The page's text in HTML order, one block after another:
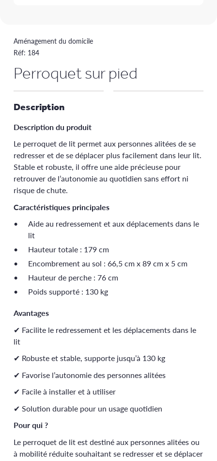
Aménagement du domicile
Réf: 184
Perroquet sur pied
Description
Description du produit
Le perroquet de lit permet aux personnes alitées de se
redresser et de se déplacer plus facilement dans leur lit.
Stable et robuste, il offre une aide précieuse pour
retrouver de l’autonomie au quotidien sans effort ni
risque de chute.
Caractéristiques principales
Aide au redressement et aux déplacements dans le
lit
Hauteur totale : 179 cm
Encombrement au sol : 66,5 cm x 89 cm x 5 cm
Hauteur de perche : 76 cm
Poids supporté : 130 kg
Avantages
✔ Facilite le redressement et les déplacements dans le
lit
✔ Robuste et stable, supporte jusqu’à 130 kg
✔ Favorise l’autonomie des personnes alitées
✔ Facile à installer et à utiliser
✔ Solution durable pour un usage quotidien
Pour qui ?
Le perroquet de lit est destiné aux personnes alitées ou
à mobilité réduite souhaitant se redresser et se déplacer